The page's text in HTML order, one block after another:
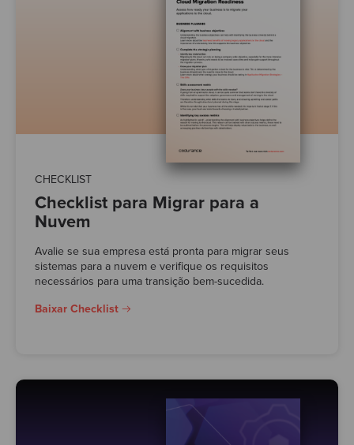
CHECKLIST
Checklist para Migrar para a
Nuvem
Avalie se sua empresa está pronta para migrar seus
sistemas para a nuvem e verifique os requisitos
necessários para uma transição bem-sucedida.
Baixar Checklist